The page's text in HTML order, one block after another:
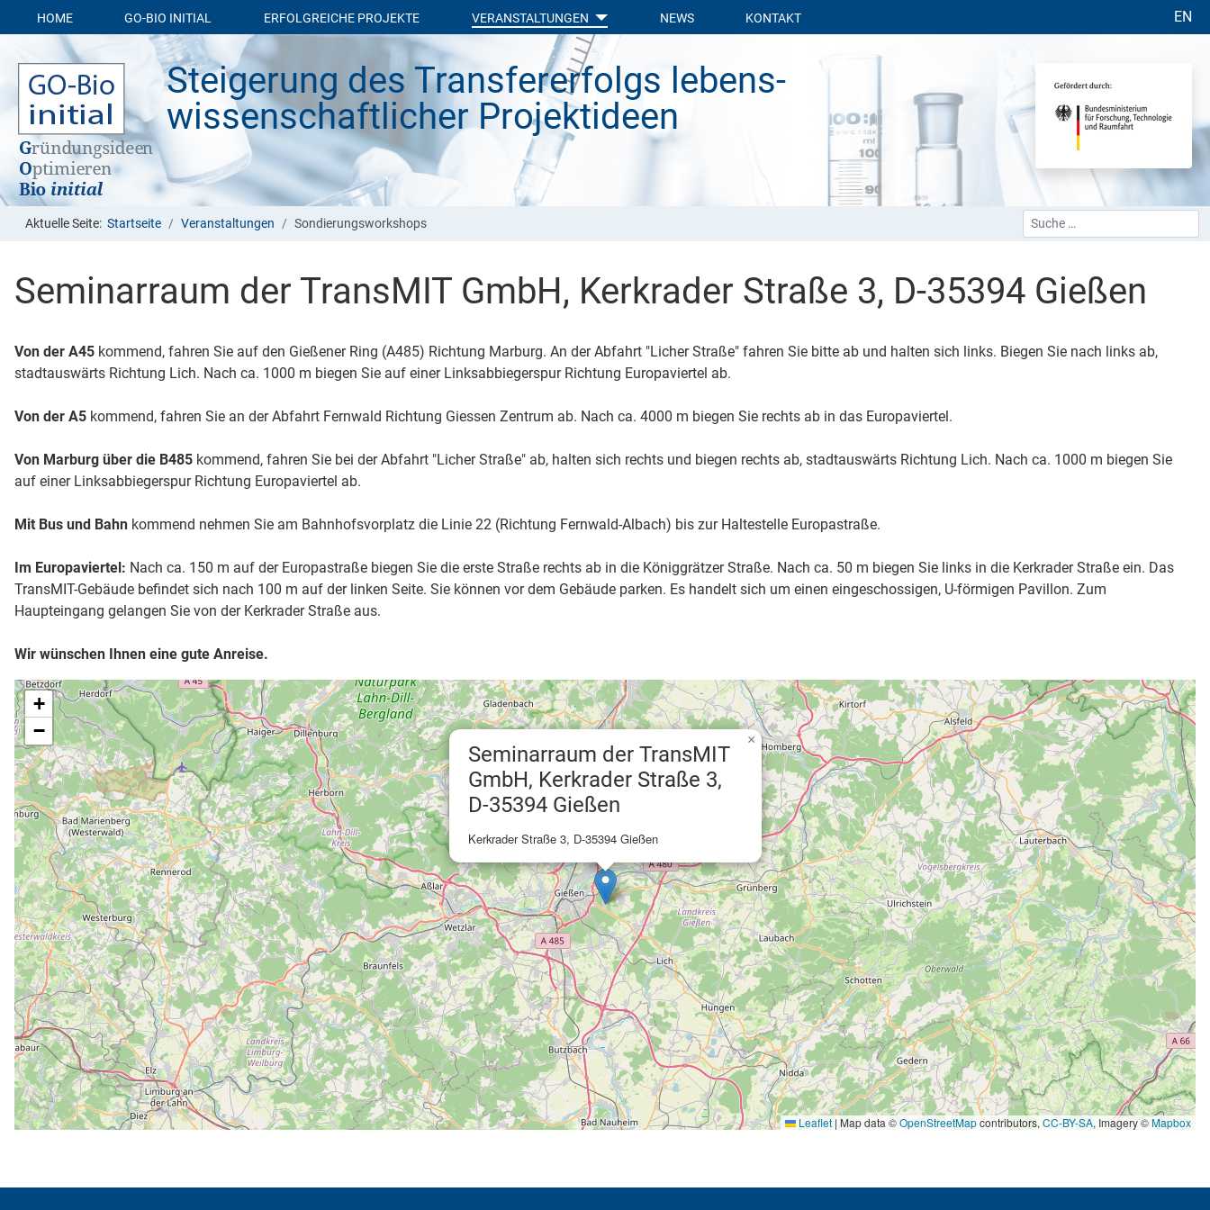
HOME GO-BIO INITIAL ERFOLGREICHE PROJEKTE VERANSTALTUNGEN NEWS KONTAKT
Sprache
EN
Steigerung des Transfer­erfolgs lebens­
wissen­schaft­licher Projekt­ideen
Aktuelle Seite: Startseite Veranstaltungen Sondierungsworkshops
Suchen
Seminarraum der TransMIT GmbH, Kerkrader Straße 3, D-35394 Gießen
Von der A45 kommend, fahren Sie auf den Gießener Ring (A485) Richtung Marburg. An der Abfahrt "Licher Straße" fahren Sie bitte ab und halten sich links. Biegen Sie nach links ab,
stadtauswärts Richtung Lich. Nach ca. 1000 m biegen Sie auf einer Linksabbiegerspur Richtung Europaviertel ab.
Von der A5 kommend, fahren Sie an der Abfahrt Fernwald Richtung Giessen Zentrum ab. Nach ca. 4000 m biegen Sie rechts ab in das Europaviertel.
Von Marburg über die B485 kommend, fahren Sie bei der Abfahrt "Licher Straße" ab, halten sich rechts und biegen rechts ab, stadtauswärts Richtung Lich. Nach ca. 1000 m biegen Sie
auf einer Linksabbiegerspur Richtung Europaviertel ab.
Mit Bus und Bahn kommend nehmen Sie am Bahnhofsvorplatz die Linie 22 (Richtung Fernwald-Albach) bis zur Haltestelle Europastraße.
Im Europaviertel: Nach ca. 150 m auf der Europastraße biegen Sie die erste Straße rechts ab in die Königgrätzer Straße. Nach ca. 50 m biegen Sie links in die Kerkrader Straße ein. Das
TransMIT-Gebäude befindet sich nach 100 m auf der linken Seite. Sie können vor dem Gebäude parken. Es handelt sich um einen eingeschossigen, U-förmigen Pavillon. Zum
Haupteingang gelangen Sie von der Kerkrader Straße aus.
Wir wünschen Ihnen eine gute Anreise.
Seminarraum der TransMIT
GmbH, Kerkrader Straße 3,
D-35394 Gießen
Kerkrader Straße 3, D-35394 Gießen
×
+
−
Leaflet | Map data ©OpenStreetMapcontributors, CC-BY-SA, Imagery ©Mapbox